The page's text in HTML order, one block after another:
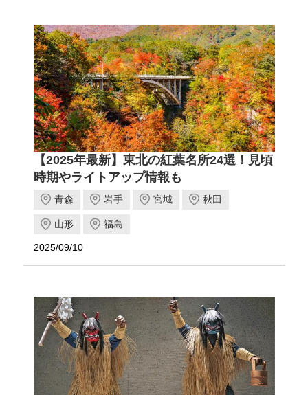
【2025年最新】東北の紅葉名所24選！見頃
時期やライトアップ情報も
青森 岩手 宮城 秋田
山形 福島
2025/09/10